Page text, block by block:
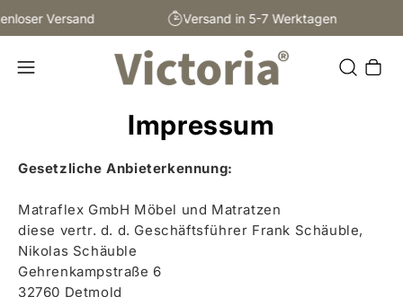
Versand Versand in 5-7 Werktagen
Impressum
Gesetzliche Anbieterkennung:
Matraflex GmbH Möbel und Matratzen
diese vertr. d. d. Geschäftsführer Frank Schäuble,
Nikolas Schäuble
Gehrenkampstraße 6
32760 Detmold